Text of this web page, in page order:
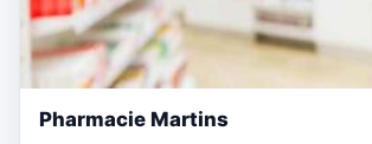
Pharmacie Martins